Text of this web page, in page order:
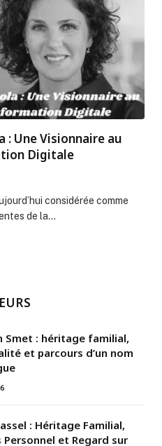
: Une Visionnaire au
Digitale
considérée comme
de la…
Smet : héritage familial,
et parcours d’un nom
: Héritage Familial,
Personnel et Regard sur